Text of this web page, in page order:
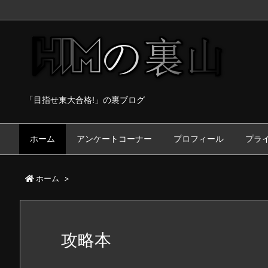
「目指せ東大合格!」の裏ブログ
ホーム アンケートコーナー プロフィール プラ
ホーム >
攻略本